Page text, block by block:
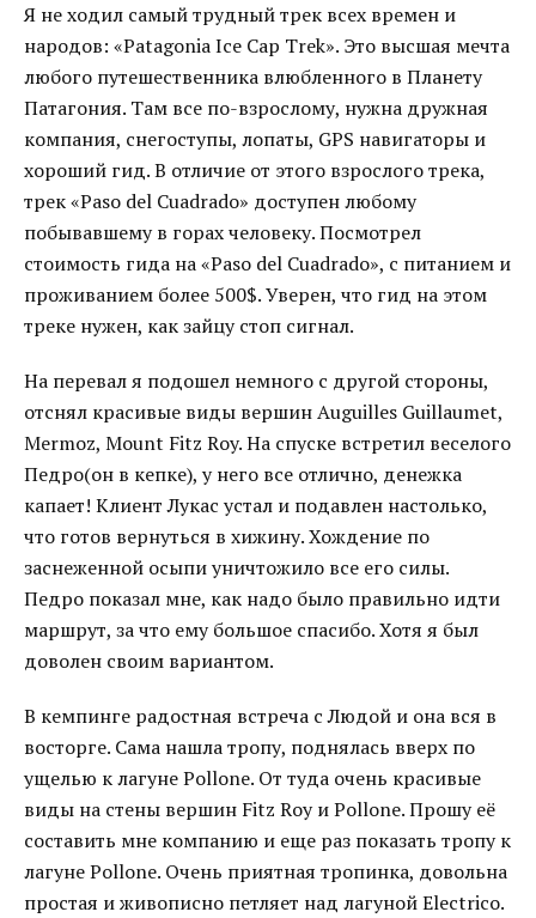
Я не ходил самый трудный трек всех времен и
народов: «Patagonia Ice Cap Trek». Это высшая мечта
любого путешественника влюбленного в Планету
Патагония. Там все по-взрослому, нужна дружная
компания, снегоступы, лопаты, GPS навигаторы и
хороший гид. В отличие от этого взрослого трека,
трек «Paso del Cuadrado» доступен любому
побывавшему в горах человеку. Посмотрел
стоимость гида на «Paso del Cuadrado», с питанием и
проживанием более 500$. Уверен, что гид на этом
треке нужен, как зайцу стоп сигнал.
На перевал я подошел немного с другой стороны,
отснял красивые виды вершин Auguilles Guillaumet,
Mermoz, Mount Fitz Roy. На спуске встретил веселого
Педро(он в кепке), у него все отлично, денежка
капает! Клиент Лукас устал и подавлен настолько,
что готов вернуться в хижину. Хождение по
заснеженной осыпи уничтожило все его силы.
Педро показал мне, как надо было правильно идти
маршрут, за что ему большое спасибо. Хотя я был
доволен своим вариантом.
В кемпинге радостная встреча с Людой и она вся в
восторге. Сама нашла тропу, поднялась вверх по
ущелью к лагуне Pollone. От туда очень красивые
виды на стены вершин Fitz Roy и Pollone. Прошу её
составить мне компанию и еще раз показать тропу к
лагуне Pollone. Очень приятная тропинка, довольна
простая и живописно петляет над лагуной Electrico.